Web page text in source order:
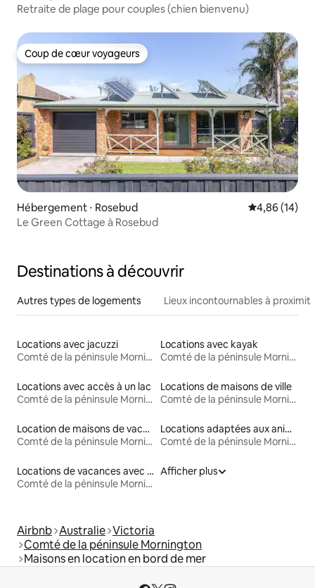
Retraite de plage pour couples (chien bienvenu)
Coup de cœur voyageurs
Coup de cœur voyageurs
Hébergement ⋅ Rosebud Évaluation
4,86 (14)
Le Green Cottage à Rosebud
Destinations à découvrir
Autres types de logements Lieux incontournables à
Locations avec jacuzzi
Comté de la péninsule Mornington
Locations avec kayak
Comté de la péninsule Mornington
Locations avec accès à un lac
Comté de la péninsule Mornington
Locations de maisons de ville
Comté de la péninsule Mornington
Location de maisons de vacances
Comté de la péninsule Mornington
Locations adaptées aux animaux
Comté de la péninsule Mornington
Locations de vacances avec piscine
Comté de la péninsule Mornington
Afficher plus
Airbnb Australie Victoria
Comté de la péninsule Mornington
Maisons en location en bord de mer